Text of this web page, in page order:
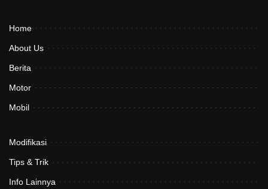
Home
About Us
Berita
Motor
Mobil
Modifikasi
Tips & Trik
Info Lainnya